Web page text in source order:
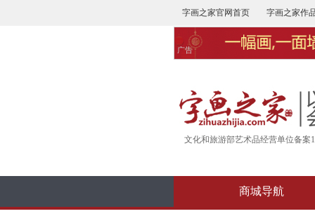
字画之家官网首页 字画之家作
广告
文化和旅游部艺术品经营单位备案
商城导航